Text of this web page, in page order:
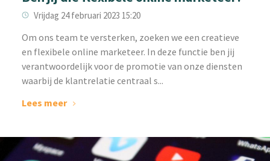
Vrijdag 24 februari 2023 15:20
‌Om ons team te versterken, zoeken we een creatieve
en flexibele online marketeer. In deze functie ben jij
verantwoordelijk voor de promotie van onze diensten
waarbij de klantrelatie centraal s...
Lees meer